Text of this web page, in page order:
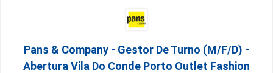
Pans & Company - Gestor De Turno (m/f/d) -
Abertura Vila Do Conde Porto Outlet Fashion